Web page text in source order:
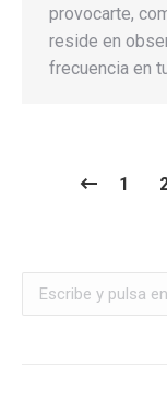
provocarte,
reside en
frecuencia en
1